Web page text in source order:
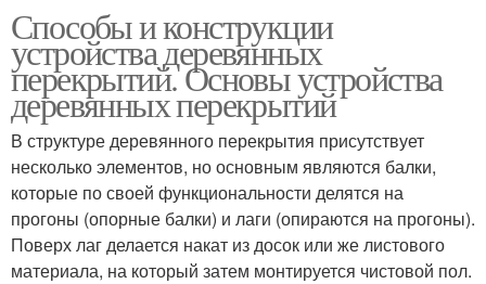
Способы и конструкции
устройства деревянных
перекрытий. Основы устройства
деревянных перекрытий
В структуре деревянного перекрытия присутствует
несколько элементов, но основным являются балки,
которые по своей функциональности делятся на
прогоны (опорные балки) и лаги (опираются на прогоны).
Поверх лаг делается накат из досок или же листового
материала, на который затем монтируется чистовой пол.